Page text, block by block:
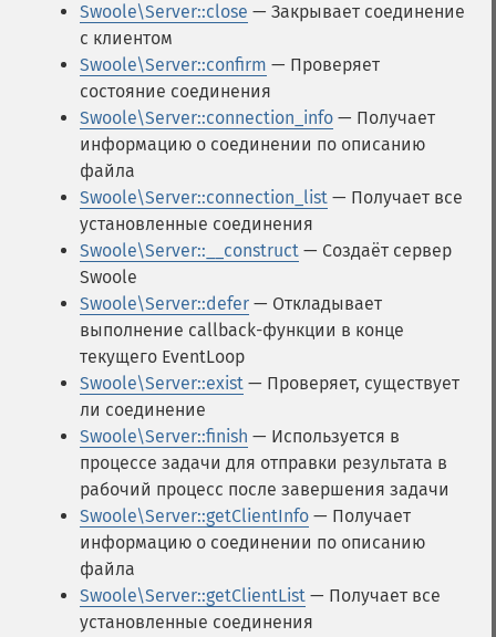
Swoole\Server::close — Закрывает соединение
с клиентом
Swoole\Server::confirm — Проверяет
состояние соединения
Swoole\Server::connection_info — Получает
информацию о соединении по описанию
файла
Swoole\Server::connection_list — Получает все
установленные соединения
Swoole\Server::__construct — Создаёт сервер
Swoole
Swoole\Server::defer — Откладывает
выполнение callback-функции в конце
текущего EventLoop
Swoole\Server::exist — Проверяет, существует
ли соединение
Swoole\Server::finish — Используется в
процессе задачи для отправки результата в
рабочий процесс после завершения задачи
Swoole\Server::getClientInfo — Получает
информацию о соединении по описанию
файла
Swoole\Server::getClientList — Получает все
установленные соединения